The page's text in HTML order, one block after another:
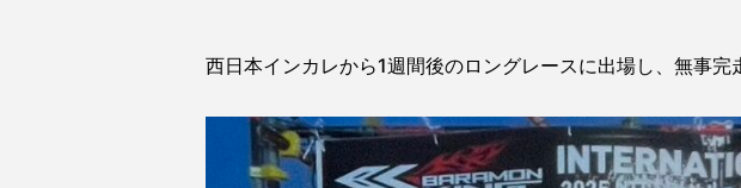
西日本インカレから1週間後のロングレースに出場し、無事完